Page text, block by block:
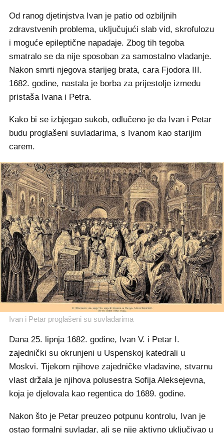
Od ranog djetinjstva Ivan je patio od ozbiljnih
zdravstvenih problema, uključujući slab vid, skrofulozu
i moguće epileptične napadaje. Zbog tih tegoba
smatralo se da nije sposoban za samostalno vladanje.
Nakon smrti njegova starijeg brata, cara Fjodora III.
1682. godine, nastala je borba za prijestolje između
pristaša Ivana i Petra.
Kako bi se izbjegao sukob, odlučeno je da Ivan i Petar
budu proglašeni suvladarima, s Ivanom kao starijim
carem.
Ivan i Petar proglašeni su suvladarima
Dana 25. lipnja 1682. godine, Ivan V. i Petar I.
zajednički su okrunjeni u Uspenskoj katedrali u
Moskvi. Tijekom njihove zajedničke vladavine, stvarnu
vlast držala je njihova polusestra Sofija Aleksejevna,
koja je djelovala kao regentica do 1689. godine.
Nakon što je Petar preuzeo potpunu kontrolu, Ivan je
ostao formalni suvladar, ali se nije aktivno uključivao u